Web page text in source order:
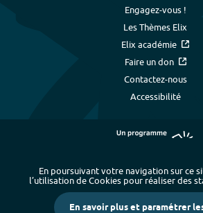
Engagez-vous !
Les Thèmes Elix
Elix académie
Faire un don
Contactez-nous
Accessibilité
Plan du site - Index
Mentions légales et données personnelles
-
En poursuivant votre navigation sur ce
l’utilisation de Cookies pour réaliser des
En savoir plus et paramétrer